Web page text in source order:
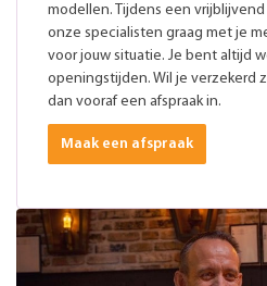
modellen. Tijdens een
onze specialisten graag met je
voor jouw situatie. Je bent altijd
openingstijden. Wil je verzekerd
dan vooraf een afspraak in.
Maak een afspraak